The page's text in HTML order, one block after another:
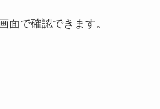
面で確認できます。